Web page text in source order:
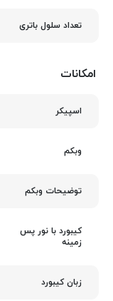
تعداد سلول باتری
امکانات
اسپیکر
وبکم
توضیحات وبکم
کیبورد با نور پس‌
زمینه
زبان کیبورد